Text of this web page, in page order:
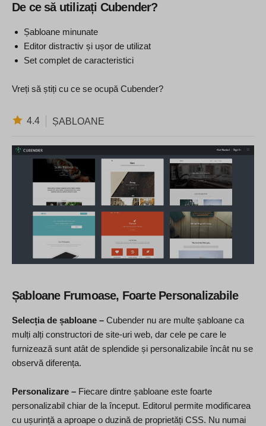
De ce să utilizați Cubender?
Șabloane minunate
Editor distractiv și ușor de utilizat
Set complet de caracteristici
Vreți să știți cu ce se ocupă Cubender?
4.4 ȘABLOANE
Șabloane Frumoase, Foarte Personalizabile
Selecția de șabloane – Cubender nu are multe șabloane ca
mulți alți constructori de site-uri web, dar cele pe care le
furnizează sunt atât de splendide și personalizabile încât nu se
observă diferența.
Personalizare – Fiecare dintre șabloane este foarte
personalizabil chiar de la început. Editorul permite modificarea
cu ușurință a aproape o duzină de proprietăți CSS. Nu numai